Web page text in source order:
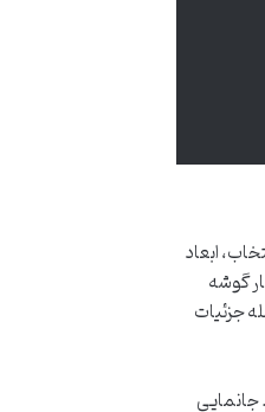
ابعاد
گوشه
جزئیات
جانمایی